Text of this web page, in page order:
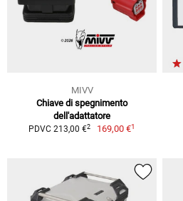
MIVV
Chiave di spegnimento
dell'adattatore
PDVC 213,00 €2 169,00 €1